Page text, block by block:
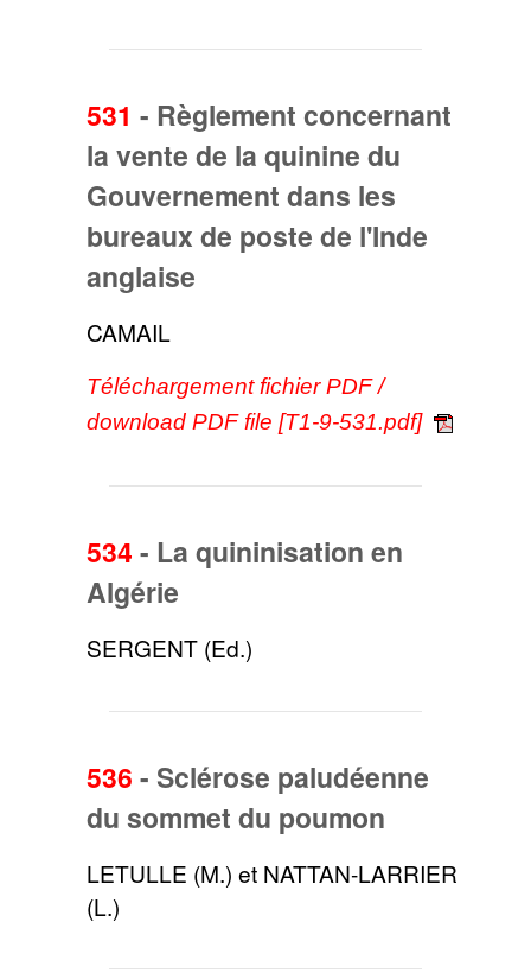
531 - Règlement concernant
la vente de la quinine du
Gouvernement dans les
bureaux de poste de l'Inde
anglaise
CAMAIL
Téléchargement fichier PDF /
download PDF file [T1-9-531.pdf]
534 - La quininisation en
Algérie
SERGENT (Ed.)
536 - Sclérose paludéenne
du sommet du poumon
LETULLE (M.) et NATTAN-LARRIER
(L.)